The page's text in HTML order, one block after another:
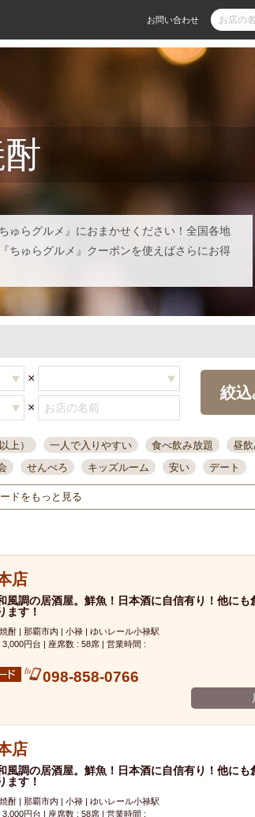
お問い合わせ
ゅらグルメ』におまかせください！全国各地
ちゅらグルメ』クーポンを使えばさらにお得
×
×
絞
上） 一人で入りやすい 食べ飲み放題
昼
せんべろ キッズルーム 安い
デート
誕生日 大人数
合 インスタ映え 座敷席 記念日 泡盛
レモンサワー 観光客に人気 大部屋30名
カ
ス
コールビール ウィスキー テレビ 飲み会
旭橋駅周辺 沖縄料理 スイーツ
民謡・生演奏
マトン・ラム肉
洋食
ガーデン
タイン 立ち飲み 5000円以上コース 地中
割烹 女性専用トイレあり
ドをもっと見る
店
風調の居酒屋。鮮魚！日本酒に自信有り！他にも
ます！
酎 | 那覇市内 | 小禄 | ゆいレール小禄駅
円台 | 座席数 : 58席 | 営業時間 :
098-858-0766
店
風調の居酒屋。鮮魚！日本酒に自信有り！他にも
ます！
酎 | 那覇市内 | 小禄 | ゆいレール小禄駅
円台 | 座席数 : 58席 | 営業時間 :